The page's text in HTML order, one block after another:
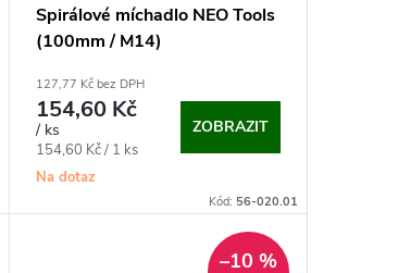
Spirálové míchadlo NEO Tools
(100mm / M14)
127,77 Kč bez DPH
154,60 Kč
/ ks
Měrná
cena:
154,60 Kč / 1 ks
Na dotaz
ZOBRAZIT
Kód: 56-020.01
–10 %